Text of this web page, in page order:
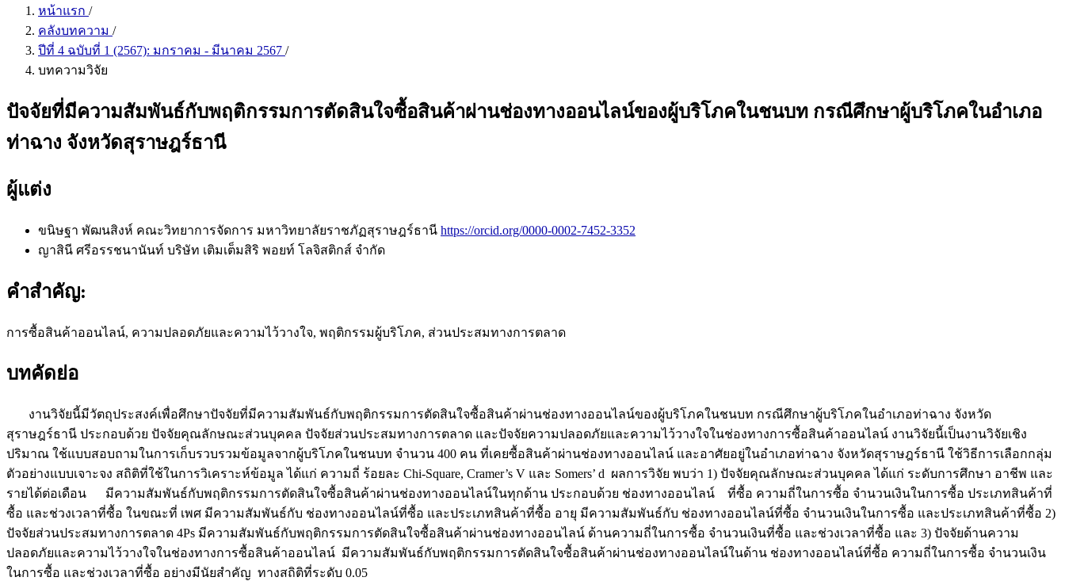
หน้าแรก /
คลังบทความ /
ปีที่ 4 ฉบับที่ 1 (2567): มกราคม - มีนาคม 2567 /
บทความวิจัย
ปัจจัยที่มีความสัมพันธ์กับพฤติกรรมการตัดสินใจซื้อสินค้าผ่านช่องทางออนไลน์ของผู้บริโภคในชนบท กรณีศึกษาผู้บริโภคในอำเภอ
ท่าฉาง จังหวัดสุราษฎร์ธานี
ผู้แต่ง
ขนิษฐา พัฒนสิงห์ คณะวิทยาการจัดการ มหาวิทยาลัยราชภัฏสุราษฎร์ธานี https://orcid.org/0000-0002-7452-3352
ญาสินี ศรีอรรชนานันท์ บริษัท เติมเต็มสิริ พอยท์ โลจิสติกส์ จำกัด
คำสำคัญ:
การซื้อสินค้าออนไลน์, ความปลอดภัยและความไว้วางใจ, พฤติกรรมผู้บริโภค, ส่วนประสมทางการตลาด
บทคัดย่อ
งานวิจัยนี้มีวัตถุประสงค์เพื่อศึกษาปัจจัยที่มีความสัมพันธ์กับพฤติกรรมการตัดสินใจซื้อสินค้าผ่านช่องทางออนไลน์ของผู้บริโภคในชนบท กรณีศึกษาผู้บริโภคในอำเภอท่าฉาง จังหวัด
สุราษฎร์ธานี ประกอบด้วย ปัจจัยคุณลักษณะส่วนบุคคล ปัจจัยส่วนประสมทางการตลาด และปัจจัยความปลอดภัยและความไว้วางใจในช่องทางการซื้อสินค้าออนไลน์ งานวิจัยนี้เป็นงานวิจัยเชิง
ปริมาณ ใช้แบบสอบถามในการเก็บรวบรวมข้อมูลจากผู้บริโภคในชนบท จำนวน 400 คน ที่เคยซื้อสินค้าผ่านช่องทางออนไลน์ และอาศัยอยู่ในอำเภอท่าฉาง จังหวัดสุราษฎร์ธานี ใช้วิธีการเลือกกลุ่ม
ตัวอย่างแบบเจาะจง สถิติที่ใช้ในการวิเคราะห์ข้อมูล ได้แก่ ความถี่ ร้อยละ Chi-Square, Cramer’s V และ Somers’ d ผลการวิจัย พบว่า 1) ปัจจัยคุณลักษณะส่วนบุคคล ได้แก่ ระดับการศึกษา อาชีพ และ
รายได้ต่อเดือน มีความสัมพันธ์กับพฤติกรรมการตัดสินใจซื้อสินค้าผ่านช่องทางออนไลน์ในทุกด้าน ประกอบด้วย ช่องทางออนไลน์ ที่ซื้อ ความถี่ในการซื้อ จำนวนเงินในการซื้อ ประเภทสินค้าที่
ซื้อ และช่วงเวลาที่ซื้อ ในขณะที่ เพศ มีความสัมพันธ์กับ ช่องทางออนไลน์ที่ซื้อ และประเภทสินค้าที่ซื้อ อายุ มีความสัมพันธ์กับ ช่องทางออนไลน์ที่ซื้อ จำนวนเงินในการซื้อ และประเภทสินค้าที่ซื้อ 2)
ปัจจัยส่วนประสมทางการตลาด 4Ps มีความสัมพันธ์กับพฤติกรรมการตัดสินใจซื้อสินค้าผ่านช่องทางออนไลน์ ด้านความถี่ในการซื้อ จำนวนเงินที่ซื้อ และช่วงเวลาที่ซื้อ และ 3) ปัจจัยด้านความ
ปลอดภัยและความไว้วางใจในช่องทางการซื้อสินค้าออนไลน์ มีความสัมพันธ์กับพฤติกรรมการตัดสินใจซื้อสินค้าผ่านช่องทางออนไลน์ในด้าน ช่องทางออนไลน์ที่ซื้อ ความถี่ในการซื้อ จำนวนเงิน
ในการซื้อ และช่วงเวลาที่ซื้อ อย่างมีนัยสำคัญ ทางสถิติที่ระดับ 0.05